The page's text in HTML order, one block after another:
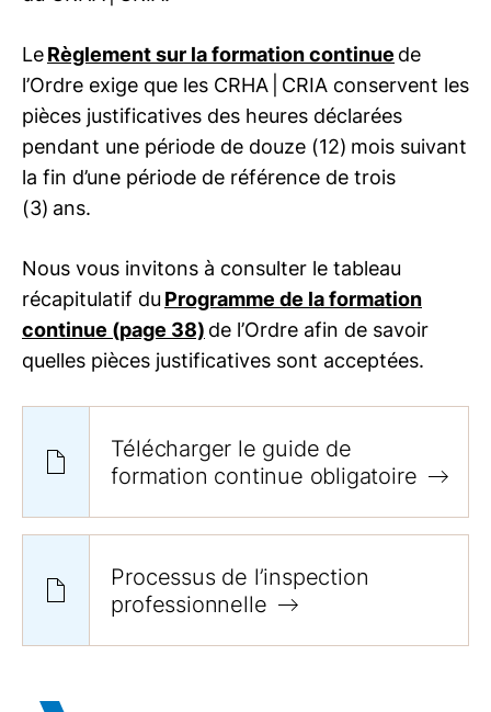
LeRèglement sur la formation continue de
l’Ordre exige que les CRHA | CRIA conservent les
pièces justificatives des heures déclarées
pendant une période de douze (12) mois suivant
la fin d’une période de référence de trois
(3) ans.
Nous vous invitons à consulter le tableau
récapitulatif du Programme de la formation
continue (page 38) de l’Ordre afin de savoir
quelles pièces justificatives sont acceptées.
Télécharger le guide de
formation continue obligatoire
Processus de l’inspection
professionnelle